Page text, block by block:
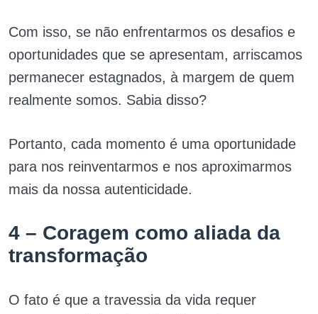
Com isso, se não enfrentarmos os desafios e
oportunidades que se apresentam, arriscamos
permanecer estagnados, à margem de quem
realmente somos. Sabia disso?
Portanto, cada momento é uma oportunidade
para nos reinventarmos e nos aproximarmos
mais da nossa autenticidade.
4 – Coragem como aliada da
transformação
O fato é que a travessia da vida requer